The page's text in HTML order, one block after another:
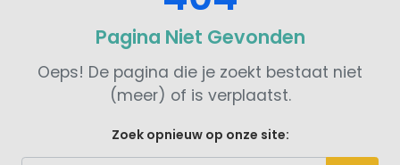
Pagina Niet Gevonden
Oeps! De pagina die je zoekt bestaat niet
(meer) of is verplaatst.
Zoek opnieuw op onze site: